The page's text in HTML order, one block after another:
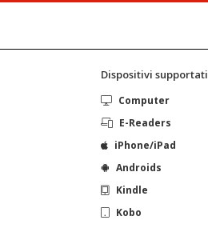
Dispositivi supportati
Computer
E-Readers
iPhone/iPad
Androids
Kindle
Kobo